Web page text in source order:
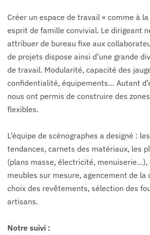
Créer un espace de travail « comme à
esprit de famille convivial. Le dirigeant
attribuer de bureau fixe aux
de projets dispose ainsi d’une grande
de travail. Modularité, capacité des
confidentialité, équipements… Autant
nous ont permis de construire des
flexibles.
L’équipe de scénographes a designé :
tendances, carnets des matériaux, les
(plans masse, électricité, menuiserie…),
meubles sur mesure, agencement de la
choix des revêtements, sélection des
artisans.
Notre suivi :